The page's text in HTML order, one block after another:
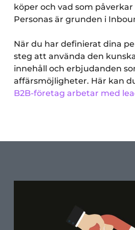
köper och vad som
Personas är grunden i
När du har definierat dina
steg att använda den
innehåll och erbjudanden
affärsmöjligheter. Här kan
B2B-företag arbetar med